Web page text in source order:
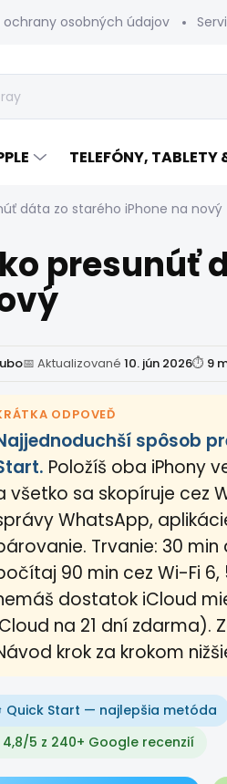
ochrany osobných údajov
TELEFÓNY, TABLETY
dáta zo starého iPhone na nový
presunúť
📅 Aktualizované 10. jún 2026⏱ 9
ODPOVEĎ
spôsob
Položíš oba iPhony
všetko sa skopíruje cez
WhatsApp,
Trvanie: 30
90 min cez Wi-Fi 6,
dostatok iCloud
na 21 dní zdarma).
krok za krokom
Quick Start — najlepšia metóda
4,8/5 z 240+ Google recenzií